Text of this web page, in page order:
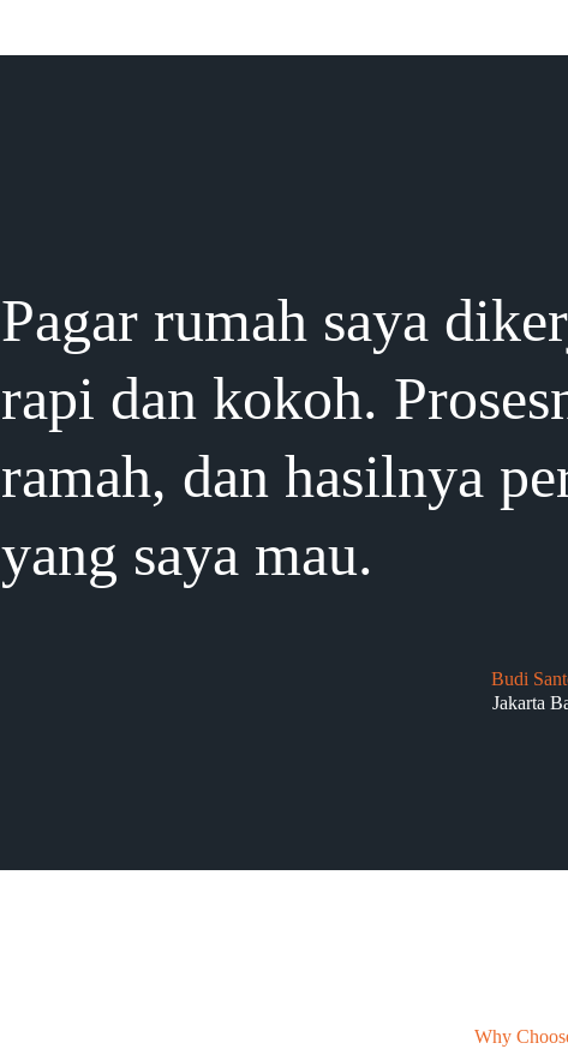
Pagar rumah saya
rapi dan kokoh.
ramah, dan hasilnya
yang saya mau.
Budi
Jakarta
Why